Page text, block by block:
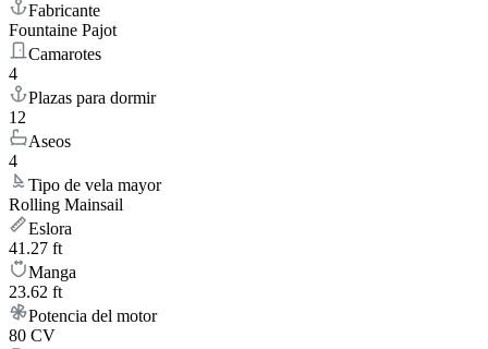
Fabricante
Fountaine Pajot
Camarotes
4
Plazas para dormir
12
Aseos
4
Tipo de vela mayor
Rolling Mainsail
Eslora
41.27 ft
Manga
23.62 ft
Potencia del motor
80 CV